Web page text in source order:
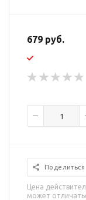
679 руб.
Поделиться
Цена
может